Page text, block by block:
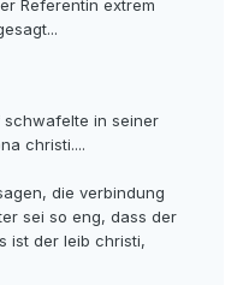
Referentin extrem
in seiner
christi....
die verbindung
sei so eng, dass der
ist der leib christi,